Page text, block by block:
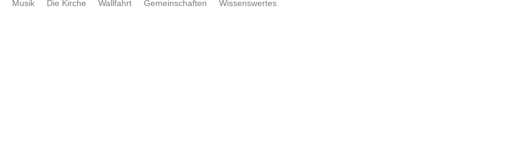
Musik Die Kirche Wallfahrt Gemeinschaften Wissenswertes